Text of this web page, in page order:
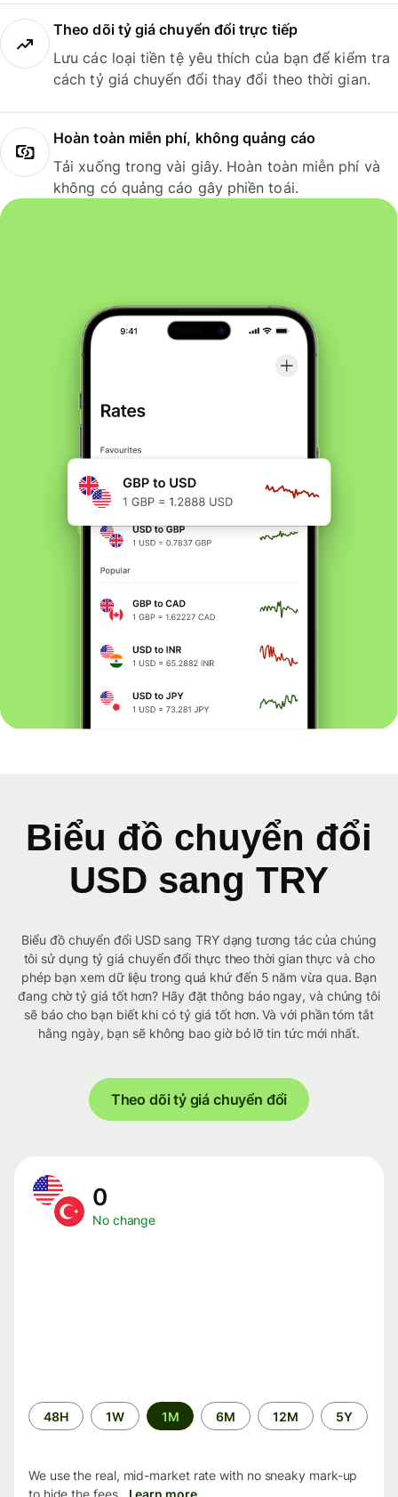
Theo dõi tỷ giá chuyển đổi trực tiếp
Lưu các loại tiền tệ yêu thích của bạn để kiểm tra
cách tỷ giá chuyển đổi thay đổi theo thời gian.
Hoàn toàn miễn phí, không quảng cáo
Tải xuống trong vài giây. Hoàn toàn miễn phí và
không có quảng cáo gây phiền toái.
Biểu đồ chuyển đổi
USD sang TRY
Biểu đồ chuyển đổi USD sang TRY dạng tương tác của chúng
tôi sử dụng tỷ giá chuyển đổi thực theo thời gian thực và cho
phép bạn xem dữ liệu trong quá khứ đến 5 năm vừa qua. Bạn
đang chờ tỷ giá tốt hơn? Hãy đặt thông báo ngay, và chúng tôi
sẽ báo cho bạn biết khi có tỷ giá tốt hơn. Và với phần tóm tắt
hằng ngày, bạn sẽ không bao giờ bỏ lỡ tin tức mới nhất.
Theo dõi tỷ giá chuyển đổi
0
No change
Time
period
48H 1W 1M 6M 12M 5Y
We use the real, mid-market rate with no sneaky mark-up